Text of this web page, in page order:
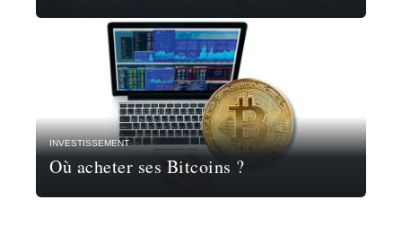
INVESTISSEMENT
Où acheter ses Bitcoins ?